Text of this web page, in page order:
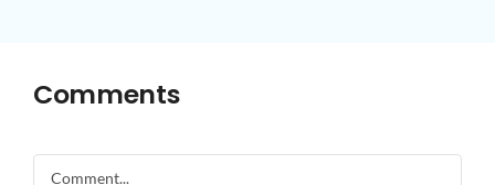
Comments
Comment